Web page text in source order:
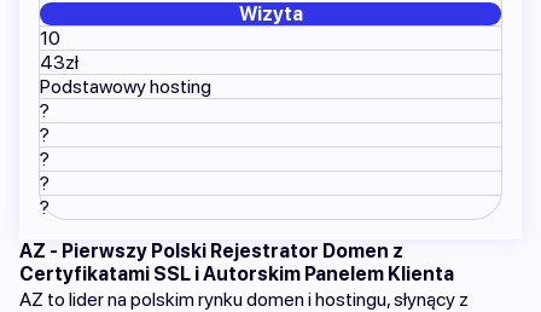
Wizyta
10
43zł
Podstawowy hosting
?
?
?
?
?
AZ - Pierwszy Polski Rejestrator Domen z
Certyfikatami SSL i Autorskim Panelem Klienta
AZ to lider na polskim rynku domen i hostingu, słynący z